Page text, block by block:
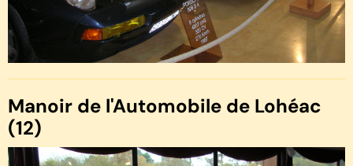
Manoir de l'Automobile de Lohéac
(12)